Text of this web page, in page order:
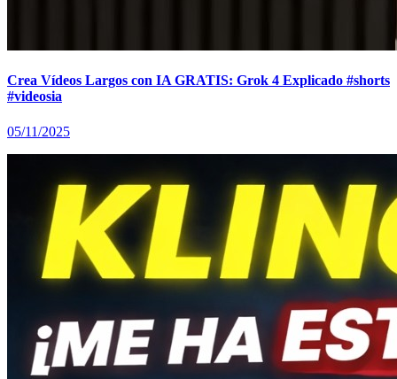
Crea Vídeos Largos con IA GRATIS: Grok 4 Explicado #shorts
#videosia
05/11/2025